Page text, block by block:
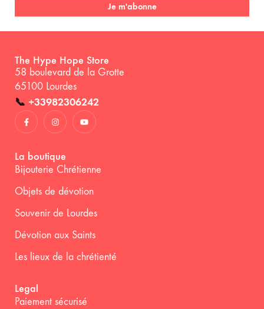
Je m'abonne
The Hype Hope Store
58 boulevard de la Grotte
65100 Lourdes
📞 +33982306242
La boutique
Bijouterie Chrétienne
Objets de dévotion
Souvenir de Lourdes
Dévotion aux Saints
Les lieux de la chrétienté
Legal
Paiement sécurisé